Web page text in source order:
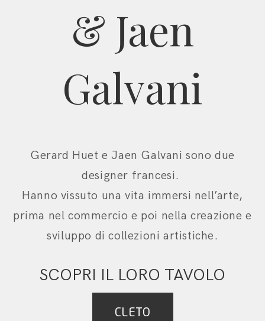
& Jaen
Galvani
Gerard Huet e Jaen Galvani sono due
designer francesi.
Hanno vissuto una vita immersi nell’arte,
prima nel commercio e poi nella creazione e
sviluppo di collezioni artistiche.
SCOPRI IL LORO TAVOLO
CLETO